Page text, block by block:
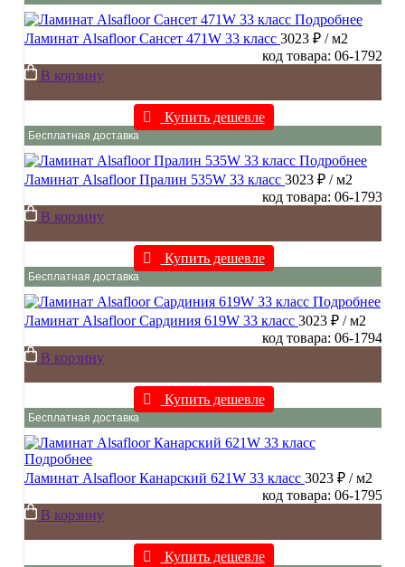
Подробнее
Ламинат Alsafloor Сансет 471W 33 класс 3023 ₽ / м2
код товара: 06-1792
В корзину
Купить дешевле
Бесплатная доставка
Подробнее
Ламинат Alsafloor Пралин 535W 33 класс 3023 ₽ / м2
код товара: 06-1793
В корзину
Купить дешевле
Бесплатная доставка
Подробнее
Ламинат Alsafloor Сардиния 619W 33 класс 3023 ₽ / м2
код товара: 06-1794
В корзину
Купить дешевле
Бесплатная доставка
Подробнее
Ламинат Alsafloor Канарский 621W 33 класс 3023 ₽ / м2
код товара: 06-1795
В корзину
Купить дешевле